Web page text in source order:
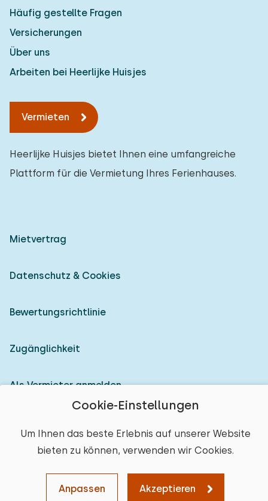
Cookie-Einstellungen
Um Ihnen das beste Erlebnis auf unserer Website
bieten zu können, verwenden wir Cookies.
Anpassen Akzeptieren
Häufig gestellte Fragen
Versicherungen
Über uns
Arbeiten bei Heerlijke Huisjes
Vermieten
Heerlijke Huisjes bietet Ihnen eine umfangreiche
Plattform für die Vermietung Ihres Ferienhauses.
Mietvertrag
Datenschutz & Cookies
Bewertungsrichtlinie
Zugänglichkeit
Als Vermieter anmelden